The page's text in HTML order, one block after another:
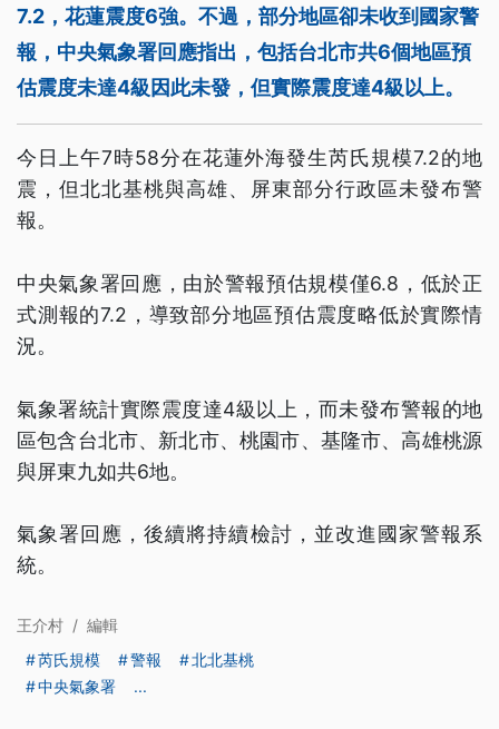
7.2，花蓮震度6強。不過，部分地區卻未收到國家警
報，中央氣象署回應指出，包括台北市共6個地區預
估震度未達4級因此未發，但實際震度達4級以上。
今日上午7時58分在花蓮外海發生芮氏規模7.2的地
震，但北北基桃與高雄、屏東部分行政區未發布警
報。
中央氣象署回應，由於警報預估規模僅6.8，低於正
式測報的7.2，導致部分地區預估震度略低於實際情
況。
氣象署統計實際震度達4級以上，而未發布警報的地
區包含台北市、新北市、桃園市、基隆市、高雄桃源
與屏東九如共6地。
氣象署回應，後續將持續檢討，並改進國家警報系
統。
王介村 / 編輯
芮氏規模
警報
北北基桃
中央氣象署
...